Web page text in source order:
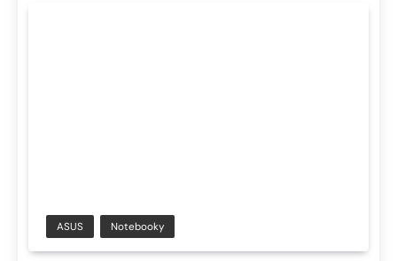
ASUS Notebooky